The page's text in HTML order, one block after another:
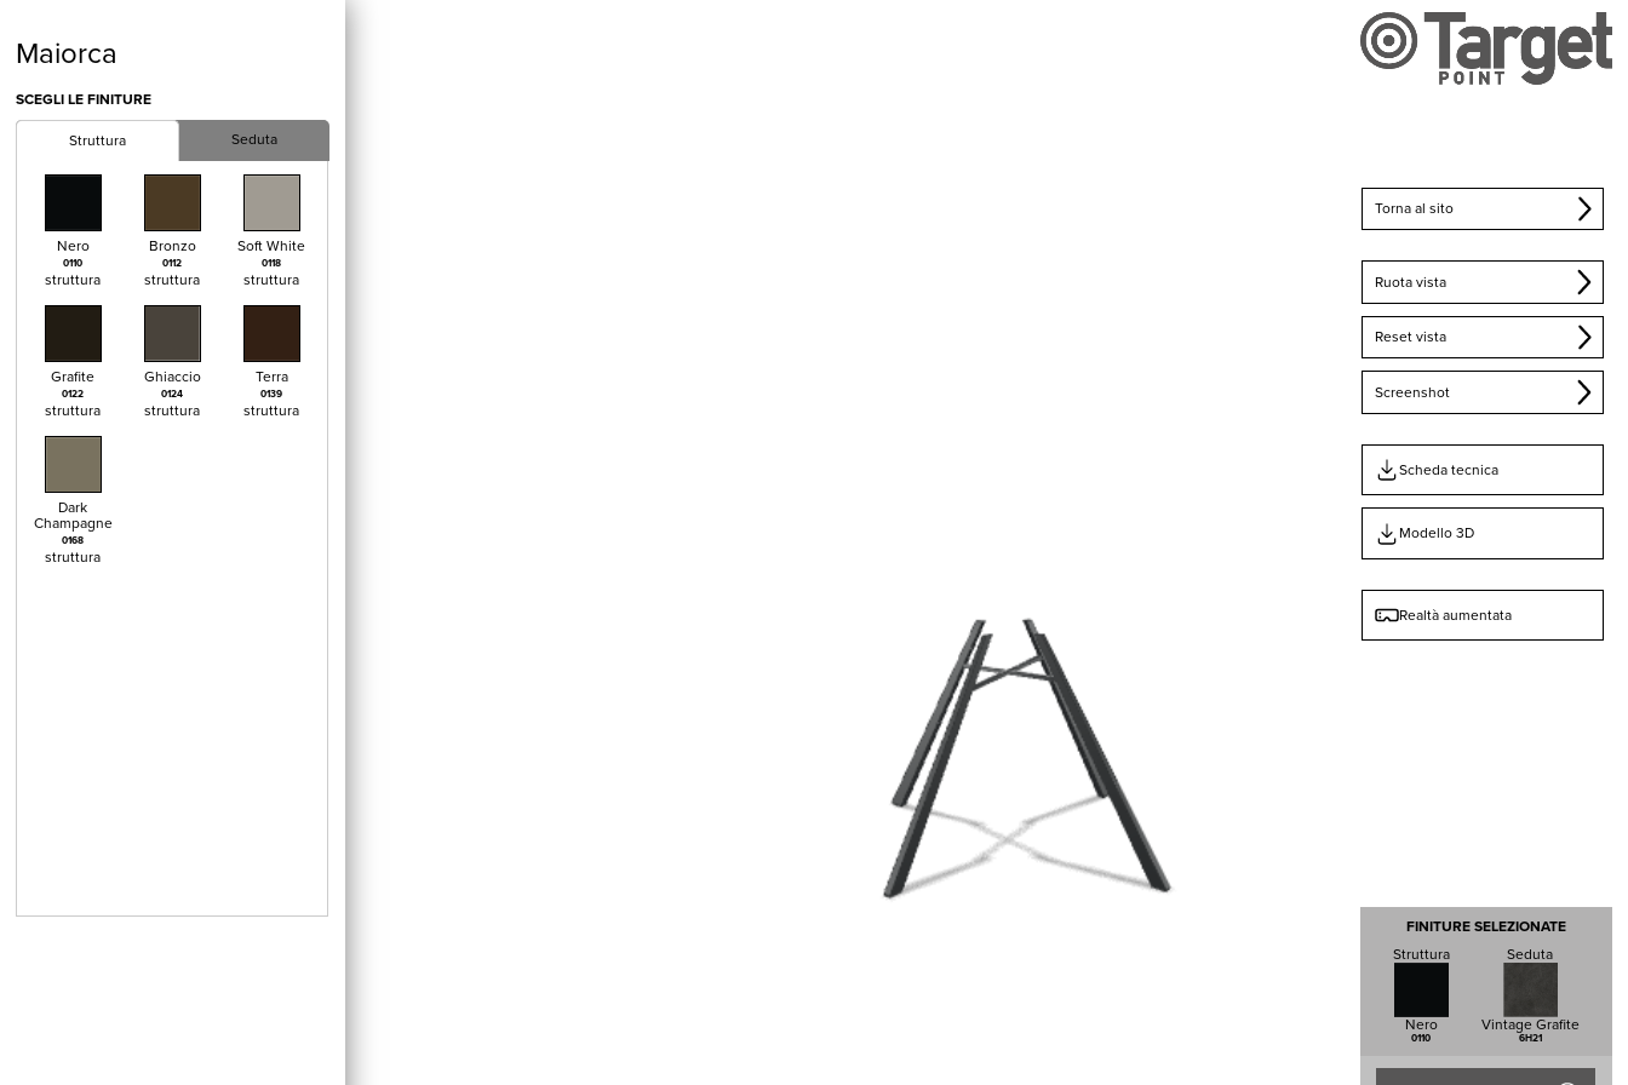
Maiorca
SCEGLI LE FINITURE
Struttura
Seduta
Nero
0110
struttura
Bronzo
0112
struttura
Soft White
0118
struttura
Grafite
0122
struttura
Ghiaccio
0124
struttura
Terra
0139
struttura
Dark
Champagne
0168
struttura
Torna al sito
Ruota vista
Reset vista
Screenshot
Scheda tecnica
Modello 3D
Realtà aumentata
FINITURE SELEZIONATE
Struttura
Nero
0110
Seduta
Vintage Grafite
6H21